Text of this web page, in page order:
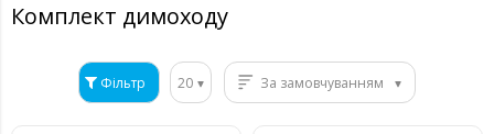
Комплект димоходу
Фільтр 20 За замовчуванням